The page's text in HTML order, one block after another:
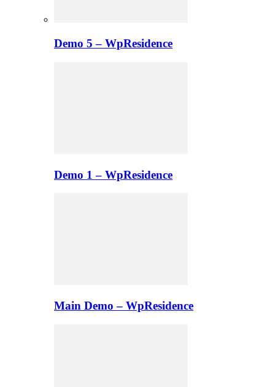
Demo 5 – WpResidence
Demo 1 – WpResidence
Main Demo – WpResidence